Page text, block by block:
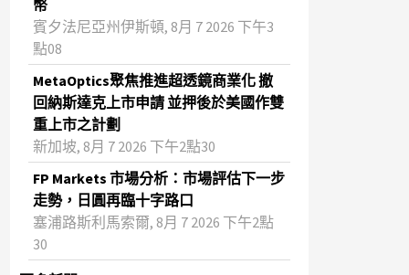
幣
賓夕法尼亞州伊斯頓, 8月 7 2026 下午3
點08
MetaOptics聚焦推進超透鏡商業化 撤
回納斯達克上市申請 並押後於美國作雙
重上市之計劃
新加坡, 8月 7 2026 下午2點30
FP Markets 市場分析：市場評估下一步
走勢，日圓再臨十字路口
塞浦路斯利馬索爾, 8月 7 2026 下午2點
30